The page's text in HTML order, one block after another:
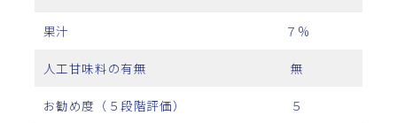
果汁 ７%
人工甘味料の有無 無
お勧め度（５段階評価） ５